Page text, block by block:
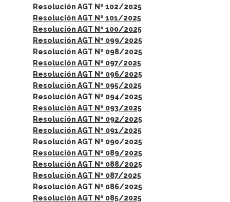
Resolución AGT Nº 102/2025
Resolución AGT Nº 101/2025
Resolución AGT Nº 100/2025
Resolución AGT Nº 099/2025
Resolución AGT Nº 098/2025
Resolución AGT Nº 097/2025
Resolución AGT Nº 096/2025
Resolución AGT Nº 095/2025
Resolución AGT Nº 094/2025
Resolución AGT Nº 093/2025
Resolución AGT Nº 092/2025
Resolución AGT Nº 091/2025
Resolución AGT Nº 090/2025
Resolución AGT Nº 089/2025
Resolución AGT Nº 088/2025
Resolución AGT Nº 087/2025
Resolución AGT Nº 086/2025
Resolución AGT Nº 085/2025